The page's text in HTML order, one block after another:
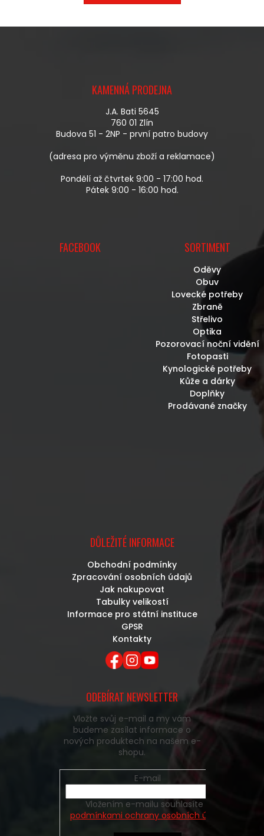
KAMENNÁ PRODEJNA
J.A. Bati 5645
760 01 Zlín
Budova 51 - 2NP - první patro budovy
(adresa pro výměnu zboží a reklamace)
Pondělí až čtvrtek 9:00 - 17:00 hod.
Pátek 9:00 - 16:00 hod.
FACEBOOK SORTIMENT
Oděvy
Obuv
Lovecké potřeby
Zbraně
Střelivo
Optika
Pozorovací noční vidění
Fotopasti
Kynologické potřeby
Kůže a dárky
Doplňky
Prodávané značky
DŮLEŽITÉ INFORMACE
Obchodní podmínky
Zpracování osobních údajů
Jak nakupovat
Tabulky velikostí
Informace pro státní instituce
GPSR
Kontakty
ODEBÍRAT NEWSLETTER
Vložte svůj e-mail a my vám
budeme zasílat informace o
nových produktech na našem e-
shopu.
E-mail
podmínkami ochrany osobních údajů